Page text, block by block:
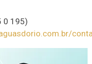
0 195)